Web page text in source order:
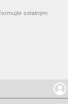
ostatným